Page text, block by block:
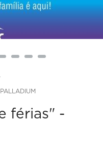
férias" -